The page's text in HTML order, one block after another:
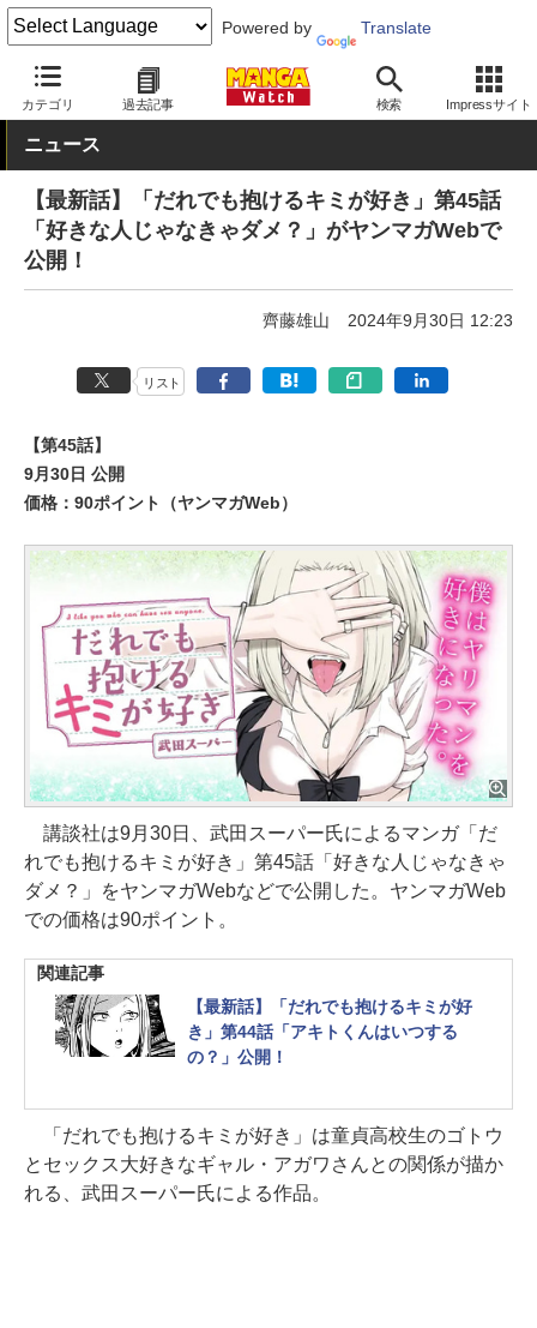
Powered by Translate
カテゴリ 過去記事 検索 Impressサイト
MANGA Watch Web/アプリ ヤンマガWeb
ニュース
【最新話】「だれでも抱けるキミが好き」第45話
「好きな人じゃなきゃダメ？」がヤンマガWebで
公開！
齊藤雄山 2024年9月30日 12:23
リスト
【第45話】
9月30日 公開
価格：90ポイント（ヤンマガWeb）
講談社は9月30日、武田スーパー氏によるマンガ「だ
れでも抱けるキミが好き」第45話「好きな人じゃなきゃ
ダメ？」をヤンマガWebなどで公開した。ヤンマガWeb
での価格は90ポイント。
関連記事
【最新話】「だれでも抱けるキミが好
き」第44話「アキトくんはいつする
の？」公開！
「だれでも抱けるキミが好き」は童貞高校生のゴトウ
とセックス大好きなギャル・アガワさんとの関係が描か
れる、武田スーパー氏による作品。